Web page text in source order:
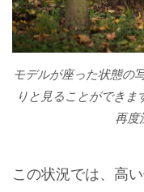
モデルが座った状態の
りと見ることができま
再度
この状況では、高